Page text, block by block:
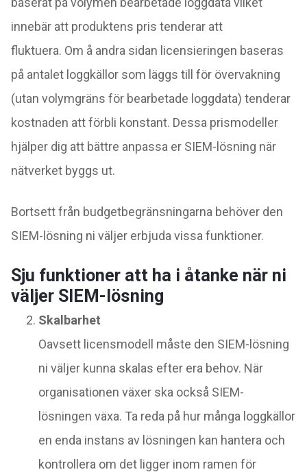
innebär att produktens pris tenderar att
fluktuera. Om å andra sidan licensieringen baseras
på antalet loggkällor som läggs till för övervakning
(utan volymgräns för bearbetade loggdata) tenderar
kostnaden att förbli konstant. Dessa prismodeller
hjälper dig att bättre anpassa er SIEM-lösning när
nätverket byggs ut.
Bortsett från budgetbegränsningarna behöver den
SIEM-lösning ni väljer erbjuda vissa funktioner.
Sju funktioner att ha i åtanke när ni
väljer SIEM-lösning
Skalbarhet
Oavsett licensmodell måste den SIEM-lösning
ni väljer kunna skalas efter era behov. När
organisationen växer ska också SIEM-
lösningen växa. Ta reda på hur många loggkällor
en enda instans av lösningen kan hantera och
kontrollera om det ligger inom ramen för